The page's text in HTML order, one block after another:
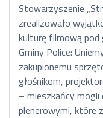
Stowarzyszenie
zrealizowało
kulturę filmową pod
Gminy Police:
zakupionemu
głośnikom,
– mieszkańcy mogli
plenerowymi, które